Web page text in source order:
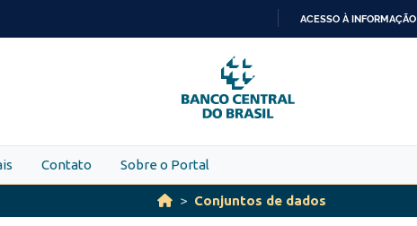
PARA
O
CONTEÚDO
ACESSO À INFORMAÇÃO
Contato Sobre o Portal
Conjuntos de dados